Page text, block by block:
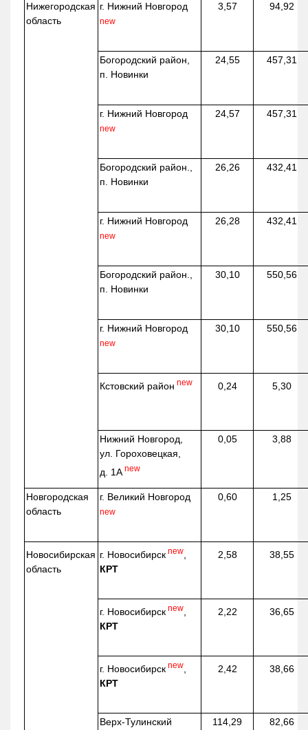
Нижегородская
область
г. Нижний Новгород
new
3,57 94,92
Богородский район,
п. Новинки
24,55 457,31
г. Нижний Новгород
new
24,57 457,31
Богородский район.,
п. Новинки
26,26 432,41
г. Нижний Новгород
new
26,28 432,41
Богородский район.,
п. Новинки
30,10 550,56
г. Нижний Новгород
new
30,10 550,56
Кстовский район new 0,24 5,30
Нижний Новгород,
ул. Гороховецкая,
д. 1А new
0,05 3,88
Новгородская
область
г. Великий Новгород
new
0,60 1,25
Новосибирская
область
г. Новосибирск new
КРТ
2,58 38,55
г. Новосибирск new
КРТ
2,22 36,65
г. Новосибирск new
КРТ
2,42 38,66
Верх-Тулинский 114,29 82,66